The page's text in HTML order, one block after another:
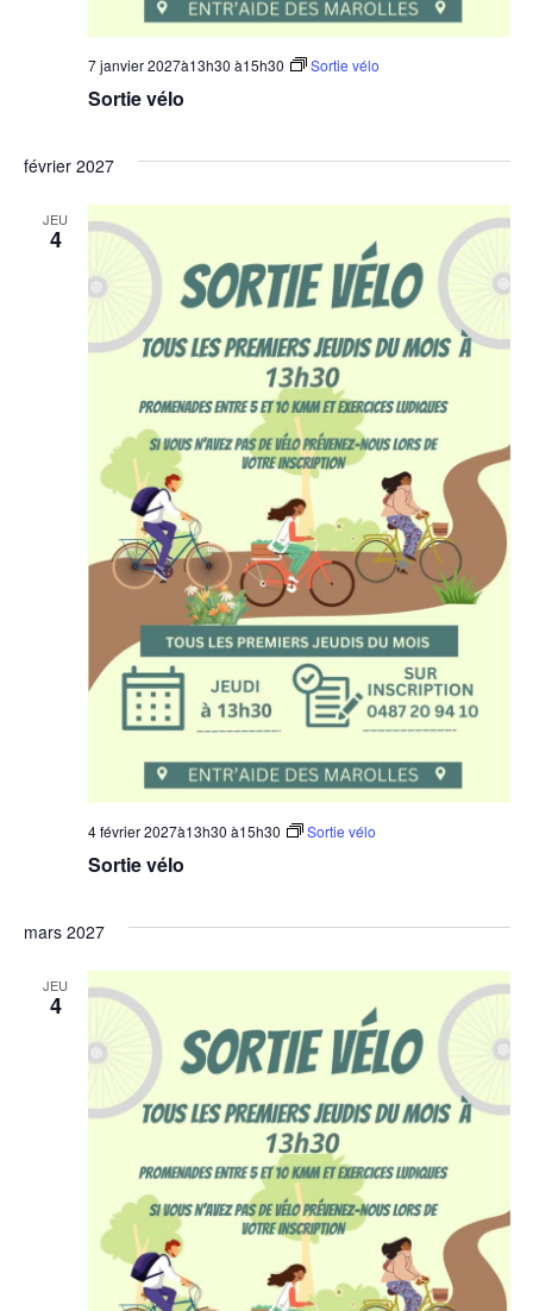
Sortie vélo
7 janvier 2027à13h30 à15h30 Sortie vélo
février 2027
JEU
4
Sortie vélo
4 février 2027à13h30 à15h30 Sortie vélo
mars 2027
JEU
4